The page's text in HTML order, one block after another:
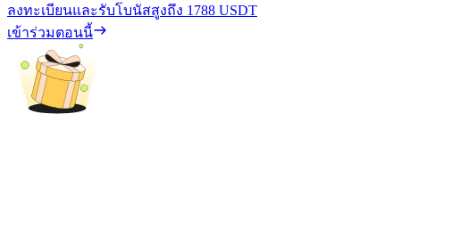
การปักหลัก
ผลตอบแทนสูงและเข้าถึงได้ทันที
ลงทะเบียนและรับโบนัสสูงถึง 1788 USDT
เข้าร่วมตอนนี้